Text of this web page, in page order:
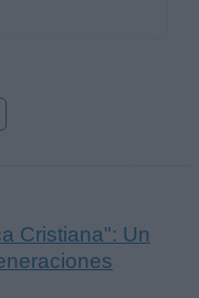
Cristiana": Un